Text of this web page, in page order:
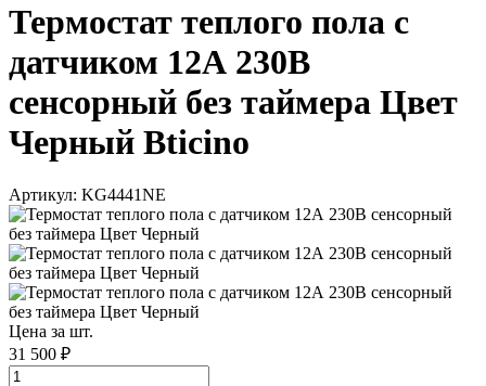
Термостат теплого пола c
датчиком 12А 230В
сенсорный без таймера Цвет
Черный Bticino
Артикул: KG4441NE
Цена за шт.
31 500 ₽